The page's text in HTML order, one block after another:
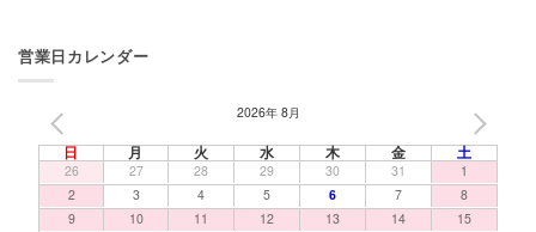
営業日カレンダー
2026年 8月
日 月 火 水 木 金 土
26 27 28 29 30 31
1
2
3 4 5 6 7
8
9
10 11 12 13 14
15